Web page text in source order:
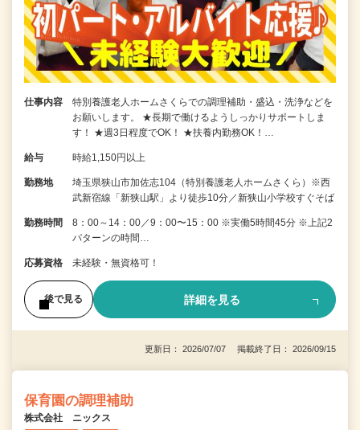
仕事内容
特別養護老人ホームさくらでの調理補助・盛込・洗浄などを
お願いします。 ★長期で働けるようしっかりサポートしま
す！ ★週3日程度でOK！ ★扶養内勤務OK！…
給与 時給1,150円以上
勤務地
埼玉県狭山市加佐志104（特別養護老人ホームさくら）※西
武新宿線「新狭山駅」より徒歩10分／新狭山小学校すぐそば
勤務時間
8：00～14：00／9：00〜15：00 ※実働5時間45分 ※上記2
パターンの時間…
応募資格 未経験・無資格可！
後で見る 詳細を見る
更新日： 2026/07/07 掲載終了日： 2026/09/15
保育園の調理補助
株式会社 ニックス